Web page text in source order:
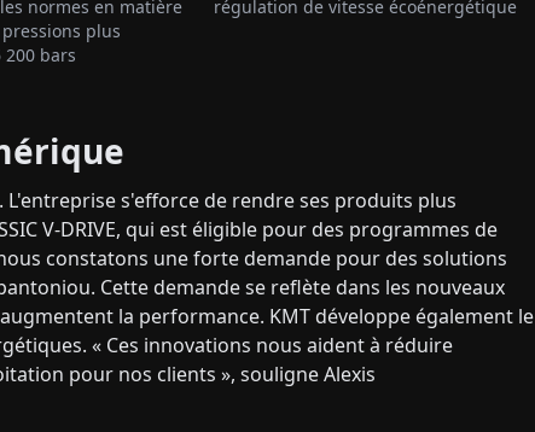
normes en matière
plus
200 bars
régulation de vitesse écoénergétique
s'efforce de rendre ses produits plus
V-DRIVE, qui est éligible pour des programmes de
constatons une forte demande pour des solutions
Cette demande se reflète dans les nouveaux
la performance. KMT développe également le
« Ces innovations nous aident à réduire
pour nos clients », souligne Alexis